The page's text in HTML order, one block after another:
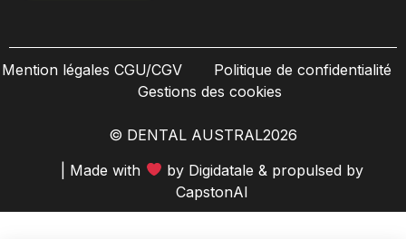
Mention légales CGU/CGV
Politique de confidentialité
Gestions des cookies
© DENTAL AUSTRAL2026
| Made with
by Digidatale & propulsed by
CapstonAI